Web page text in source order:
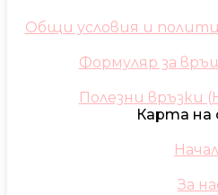
Общи условия и
Формуляр за
Полезни връзки
Карта на
За